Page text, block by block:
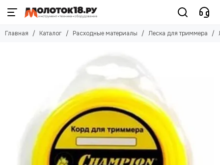
Расходные материалы
Цепи к бензопилам и электропилам
Леска для триммера
Диски для триммера
Главная Каталог Расходные материалы Леска для триммера